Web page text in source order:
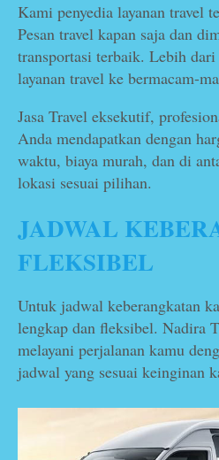
Kami penyedia layanan travel
Pesan travel kapan saja dan
transportasi terbaik. Lebih
layanan travel ke bermacam-
Jasa Travel eksekutif,
Anda mendapatkan dengan
waktu, biaya murah, dan di
lokasi sesuai pilihan.
JADWAL
FLEKSIBEL
Untuk jadwal keberangkatan
lengkap dan fleksibel. Nadira
melayani perjalanan kamu
jadwal yang sesuai keinginan